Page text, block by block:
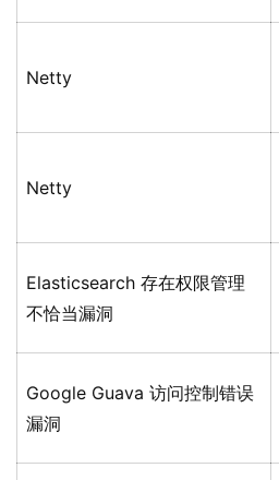
Netty
Netty
Elasticsearch 存在权限管理
不恰当漏洞
Google Guava 访问控制错误
漏洞